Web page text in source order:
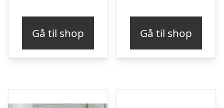
Gå til shop Gå til shop